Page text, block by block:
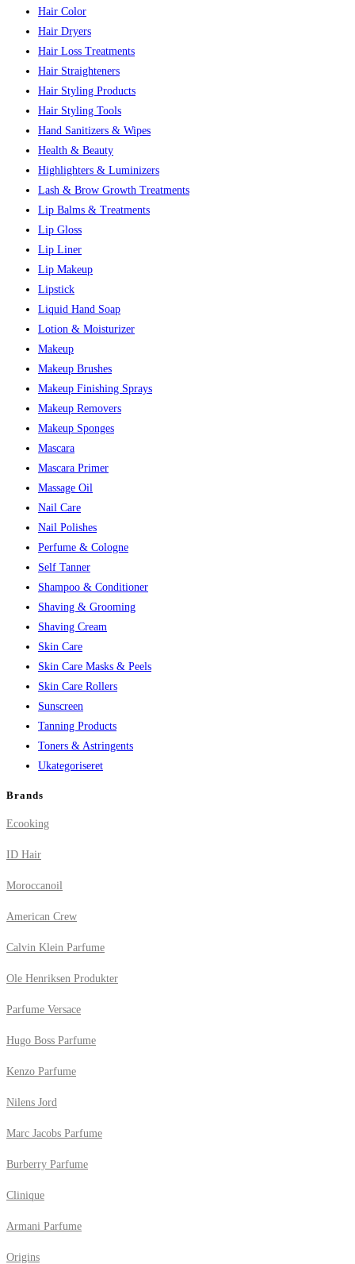
Hair Color
Hair Dryers
Hair Loss Treatments
Hair Straighteners
Hair Styling Products
Hair Styling Tools
Hand Sanitizers & Wipes
Health & Beauty
Highlighters & Luminizers
Lash & Brow Growth Treatments
Lip Balms & Treatments
Lip Gloss
Lip Liner
Lip Makeup
Lipstick
Liquid Hand Soap
Lotion & Moisturizer
Makeup
Makeup Brushes
Makeup Finishing Sprays
Makeup Removers
Makeup Sponges
Mascara
Mascara Primer
Massage Oil
Nail Care
Nail Polishes
Perfume & Cologne
Self Tanner
Shampoo & Conditioner
Shaving & Grooming
Shaving Cream
Skin Care
Skin Care Masks & Peels
Skin Care Rollers
Sunscreen
Tanning Products
Toners & Astringents
Ukategoriseret
Brands
Ecooking
ID Hair
Moroccanoil
American Crew
Calvin Klein Parfume
Ole Henriksen Produkter
Parfume Versace
Hugo Boss Parfume
Kenzo Parfume
Nilens Jord
Marc Jacobs Parfume
Burberry Parfume
Clinique
Armani Parfume
Origins